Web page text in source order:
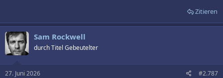
Zitieren
Sam Rockwell
durch Titel Gebeutelter
27. Juni 2026 #2.787